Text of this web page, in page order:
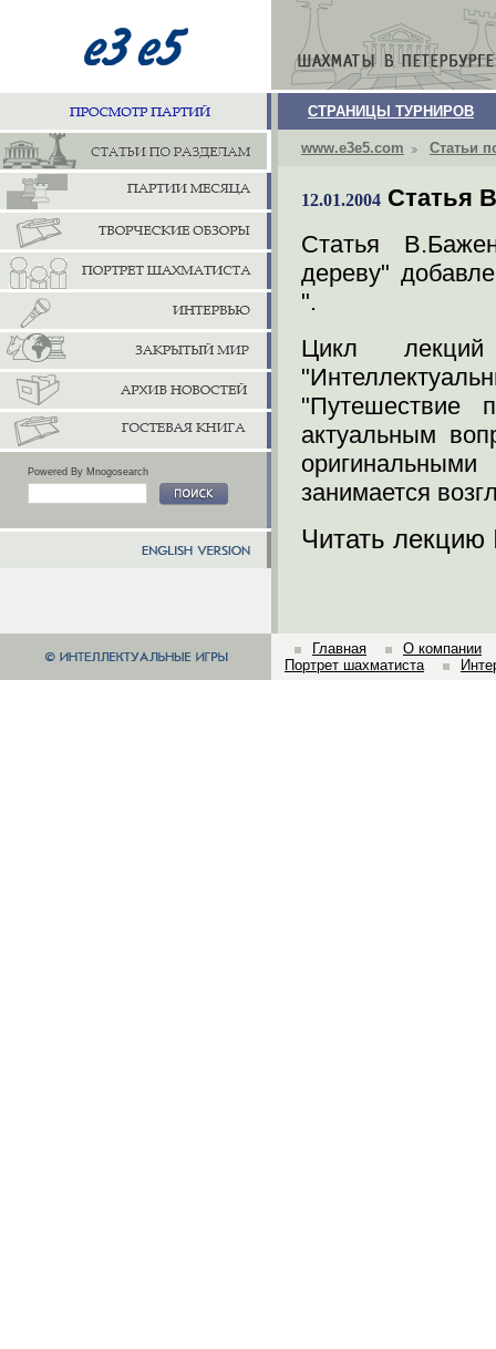
Powered By Mnogosearch
СТРАНИЦЫ ТУРНИРОВ
www.e3e5.com Статьи
12.01.2004 Статья
Статья
дереву"
".
Цикл
"Путешествие
актуальным
оригинальными
занимается
Читать
Главная
О компании
Портрет шахматиста